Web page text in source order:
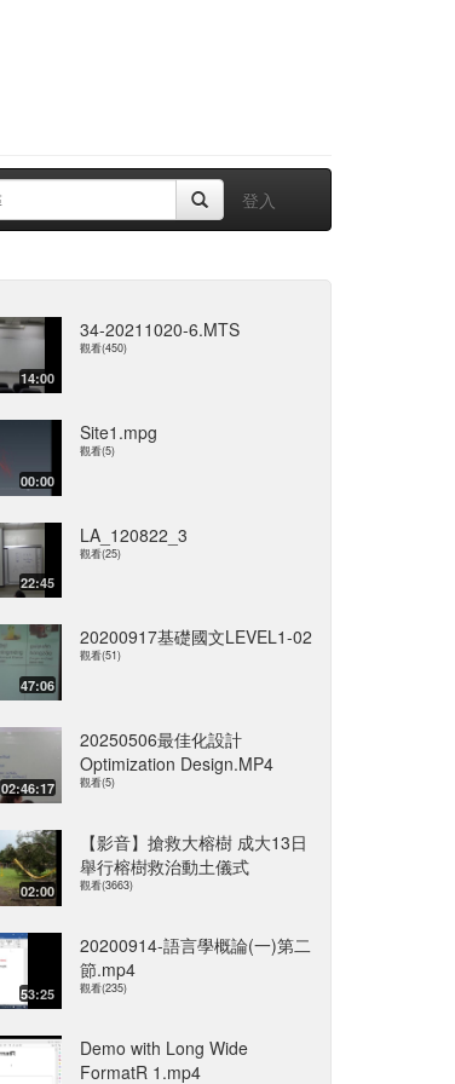
登入
14:00
34-20211020-6.MTS
觀看(450)
00:00
Site1.mpg
觀看(5)
22:45
LA_120822_3
觀看(25)
47:06
20200917基礎國文LEVEL1-02
觀看(51)
02:46:17
20250506最佳化設計
Optimization Design.MP4
觀看(5)
02:00
【影音】搶救大榕樹 成大13日
舉行榕樹救治動土儀式
觀看(3663)
53:25
20200914-語言學概論(一)第二
節.mp4
觀看(235)
Demo with Long Wide
FormatR 1.mp4